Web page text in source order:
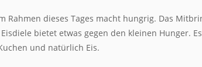
Rahmen dieses Tages macht hungrig. Das
bietet etwas gegen den kleinen Hunger.
und natürlich Eis.